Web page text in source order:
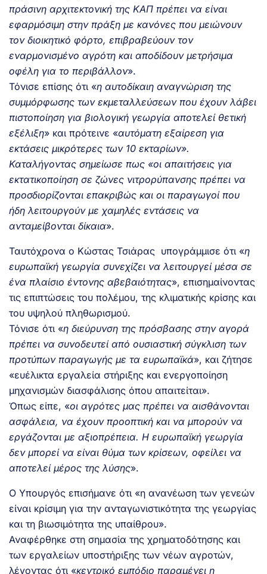
πράσινη αρχιτεκτονική της ΚΑΠ πρέπει να είναι
εφαρμόσιμη στην πράξη με κανόνες που μειώνουν
τον διοικητικό φόρτο, επιβραβεύουν τον
εναρμονισμένο αγρότη και αποδίδουν μετρήσιμα
οφέλη για το περιβάλλον».
Τόνισε επίσης ότι «η αυτοδίκαιη αναγνώριση της
συμμόρφωσης των εκμεταλλεύσεων που έχουν λάβει
πιστοποίηση για βιολογική γεωργία αποτελεί θετική
εξέλιξη» και πρότεινε «αυτόματη εξαίρεση για
εκτάσεις μικρότερες των 10 εκταρίων».
Καταλήγοντας σημείωσε πως «οι απαιτήσεις για
εκτατικοποίηση σε ζώνες νιτρορύπανσης πρέπει να
προσδιορίζονται επακριβώς και οι παραγωγοί που
ήδη λειτουργούν με χαμηλές εντάσεις να
ανταμείβονται δίκαια».
Ταυτόχρονα ο Κώστας Τσιάρας υπογράμμισε ότι «η
ευρωπαϊκή γεωργία συνεχίζει να λειτουργεί μέσα σε
ένα πλαίσιο έντονης αβεβαιότητας», επισημαίνοντας
τις επιπτώσεις του πολέμου, της κλιματικής κρίσης και
του υψηλού πληθωρισμού.
Τόνισε ότι «η διεύρυνση της πρόσβασης στην αγορά
πρέπει να συνοδευτεί από ουσιαστική σύγκλιση των
προτύπων παραγωγής με τα ευρωπαϊκά», και ζήτησε
«ευέλικτα εργαλεία στήριξης και ενεργοποίηση
μηχανισμών διασφάλισης όπου απαιτείται».
Όπως είπε, «οι αγρότες μας πρέπει να αισθάνονται
ασφάλεια, να έχουν προοπτική και να μπορούν να
εργάζονται με αξιοπρέπεια. Η ευρωπαϊκή γεωργία
δεν μπορεί να είναι θύμα των κρίσεων, οφείλει να
αποτελεί μέρος της λύσης».
Ο Υπουργός επισήμανε ότι «η ανανέωση των γενεών
είναι κρίσιμη για την ανταγωνιστικότητα της γεωργίας
και τη βιωσιμότητα της υπαίθρου».
Αναφέρθηκε στη σημασία της χρηματοδότησης και
των εργαλείων υποστήριξης των νέων αγροτών,
λέγοντας ότι «κεντρικό εμπόδιο παραμένει η